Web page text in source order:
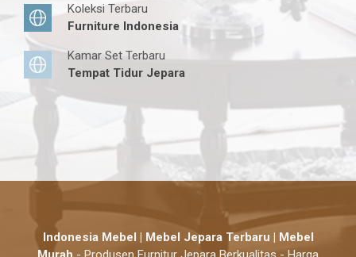
Koleksi Terbaru
Furniture Indonesia
Kamar Set Terbaru
Tempat Tidur Jepara
Indonesia Mebel | Mebel Jepara Terbaru | Mebel